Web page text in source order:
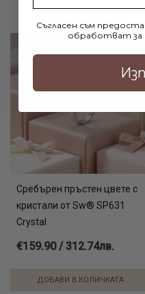
Сребърен пръстен цвете с
кристали от Sw® SP631
Crystal
€159.90 / 312.74лв.
ДОБАВИ В КОЛИЧКАТА
Съгласен съм
обработват за